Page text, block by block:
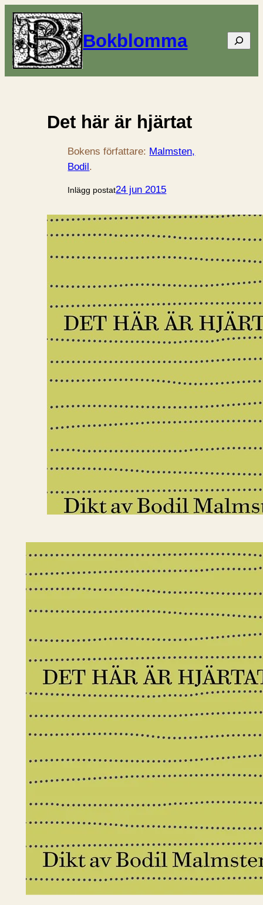
Bokblomma Sök
Det här är hjärtat
Bokens författare: Malmsten,
Bodil .
Inlägg postat24 jun 2015